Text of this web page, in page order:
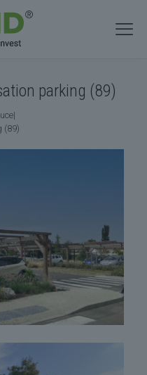
parking (89)
|
(89)